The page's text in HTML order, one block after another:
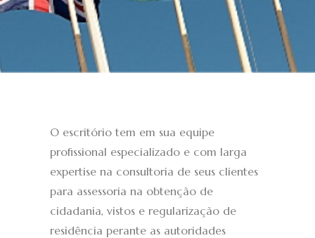
O escritório tem em sua equipe
profissional especializado e com larga
expertise na consultoria de seus clientes
para assessoria na obtenção de
cidadania, vistos e regularização de
residência perante as autoridades